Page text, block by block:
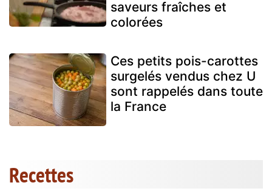
saveurs fraîches et
colorées
Ces petits pois-carottes
surgelés vendus chez U
sont rappelés dans toute
la France
Recettes